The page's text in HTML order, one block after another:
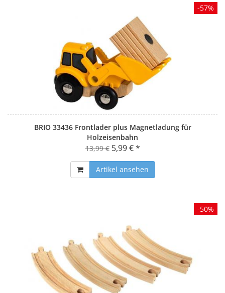
BRIO 33436 Frontlader plus Magnetladung für
Holzeisenbahn
13,99 € 5,99 € *
Artikel ansehen
-57%
-50%